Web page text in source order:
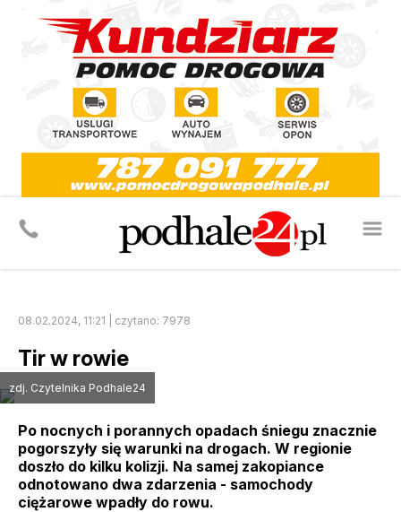
08.02.2024, 11:21 | czytano: 7978
Tir w rowie
zdj. Czytelnika Podhale24
Po nocnych i porannych opadach śniegu znacznie
pogorszyły się warunki na drogach. W regionie
doszło do kilku kolizji. Na samej zakopiance
odnotowano dwa zdarzenia - samochody
ciężarowe wpadły do rowu.